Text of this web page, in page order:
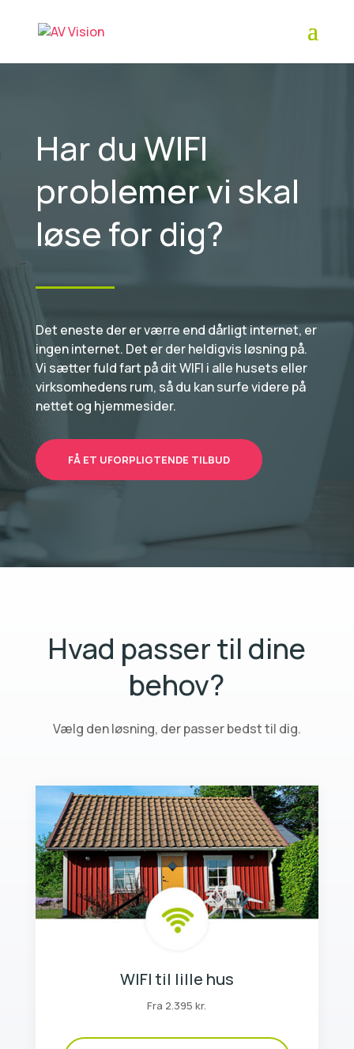
Har du WIFI
problemer vi skal
løse for dig?
Det eneste der er værre end dårligt internet, er
ingen internet. Det er der heldigvis løsning på.
Vi sætter fuld fart på dit WIFI i alle husets eller
virksomhedens rum, så du kan surfe videre på
nettet og hjemmesider.
FÅ ET UFORPLIGTENDE TILBUD
Hvad passer til dine
behov?
Vælg den løsning, der passer bedst til dig.
WIFI til lille hus
Fra 2.395 kr.